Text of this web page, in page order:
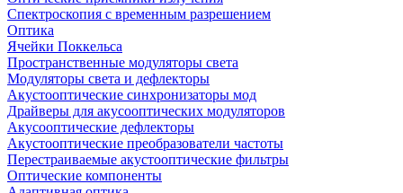
Спектроскопия с временным разрешением
Оптика
Ячейки Поккельса
Пространственные модуляторы света
Модуляторы света и дефлекторы
Акустооптические синхронизаторы мод
Драйверы для акусооптических модуляторов
Акусооптические дефлекторы
Акустооптические преобразователи частоты
Перестраиваемые акустооптические фильтры
Оптические компоненты